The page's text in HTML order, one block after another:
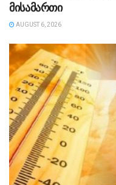
მისამართი
AUGUST 6, 2026